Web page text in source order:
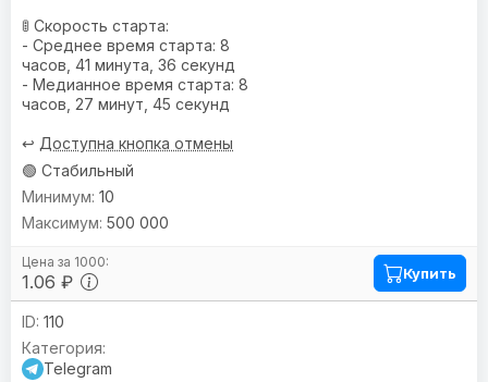
🚦 Скорость старта:
- Среднее время старта: 8
часов, 41 минута, 36 секунд
- Медианное время старта: 8
часов, 27 минут, 45 секунд
↩️ Доступна кнопка отмены
🟢 Стабильный
1.06 ₽
10
500 000
Купить
110
Telegram